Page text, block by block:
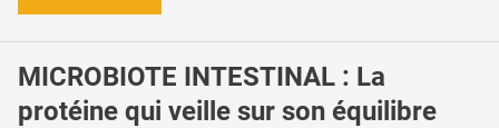
MICROBIOTE INTESTINAL : La
protéine qui veille sur son équilibre